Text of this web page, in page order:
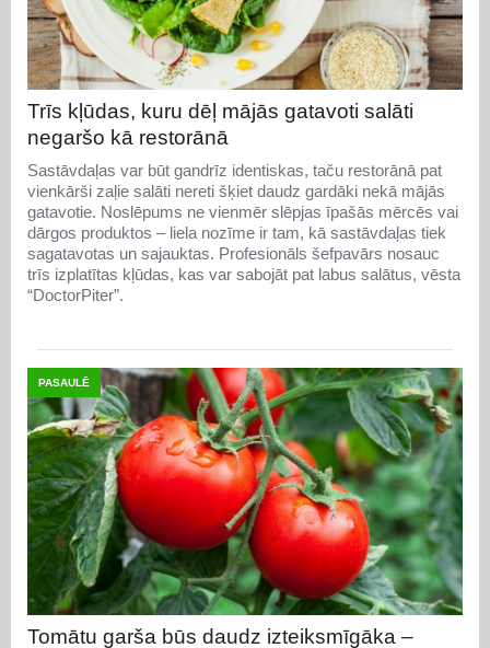
Trīs kļūdas, kuru dēļ mājās gatavoti salāti
negaršo kā restorānā
Sastāvdaļas var būt gandrīz identiskas, taču restorānā pat
vienkārši zaļie salāti nereti šķiet daudz gardāki nekā mājās
gatavotie. Noslēpums ne vienmēr slēpjas īpašās mērcēs vai
dārgos produktos – liela nozīme ir tam, kā sastāvdaļas tiek
sagatavotas un sajauktas. Profesionāls šefpavārs nosauc
trīs izplatītas kļūdas, kas var sabojāt pat labus salātus, vēsta
“DoctorPiter”.
PASAULĒ
Tomātu garša būs daudz izteiksmīgāka –